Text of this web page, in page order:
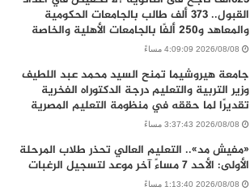
القبول.. 373 ألف طالب بالجامعات الحكومية
والمعاهد و250 ألفًا بالجامعات الأهلية والخاصة
2026/08/08 4:09:09 مساءً
جامعة هيروشيما تمنح السيد محمد عبد اللطيف
وزير التربية والتعليم درجة الدكتوراه الفخرية
تقديرًا لما حققه في منظومة التعليم المصرية
2026/08/08 3:37:43 مساءً
«مفيش مد».. التعليم العالي تحذر طلاب المرحلة
الأولى: الأحد 7 مساءً آخر موعد لتسجيل الرغبات
2026/08/08 1:13:40 مساءً